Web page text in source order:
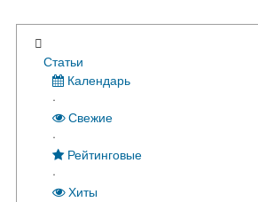
Статьи
Календарь
·
Свежие
·
Рейтинговые
·
Хиты